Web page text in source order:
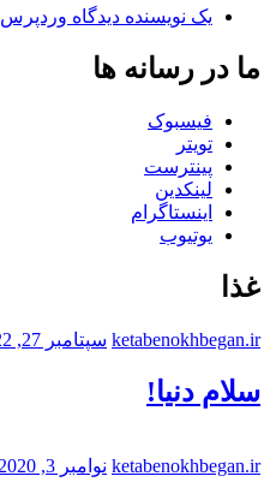
یک نویسنده دیدگاه وردپرس
ما در رسانه ها
فیسبوک
تویتر
پینترست
لینکدین
اینستاگرام
یوتیوب
غذا
ketabenokhbegan.ir سپتامبر 27, 2022
سلام دنیا!
ketabenokhbegan.ir نوامبر 3, 2020